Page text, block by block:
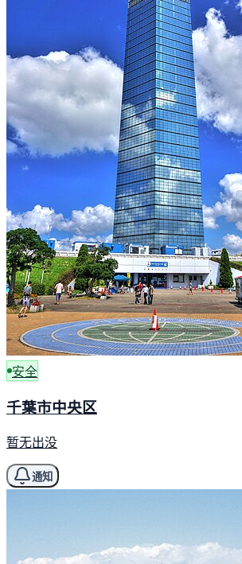
安全
千葉市中央区
暂无出没
通知